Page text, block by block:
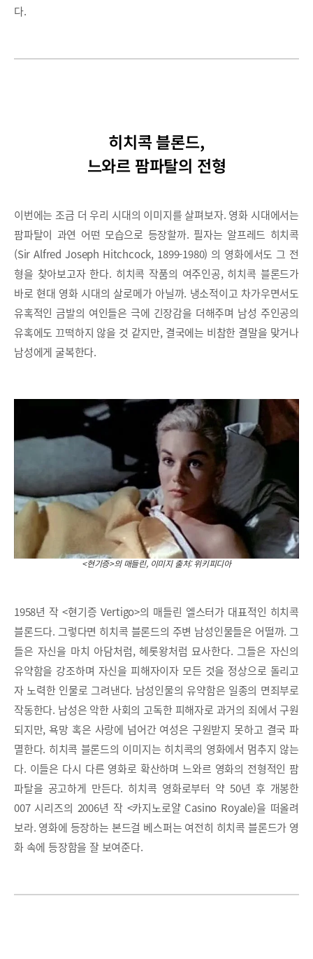
다.
히치콕 블론드,
느와르 팜파탈의 전형
이번에는 조금 더 우리 시대의 이미지를 살펴보자. 영화 시대에서는
팜파탈이 과연 어떤 모습으로 등장할까. 필자는 알프레드 히치콕
(Sir Alfred Joseph Hitchcock, 1899-1980) 의 영화에서도 그 전
형을 찾아보고자 한다. 히치콕 작품의 여주인공, 히치콕 블론드가
바로 현대 영화 시대의 살로메가 아닐까. 냉소적이고 차가우면서도
유혹적인 금발의 여인들은 극에 긴장감을 더해주며 남성 주인공의
유혹에도 끄떡하지 않을 것 같지만, 결국에는 비참한 결말을 맞거나
남성에게 굴복한다.
<현기증>의 매들린, 이미지 출처: 위키피디아
1958년 작 <현기증 Vertigo>의 매들린 엘스터가 대표적인 히치콕
블론드다. 그렇다면 히치콕 블론드의 주변 남성인물들은 어떨까. 그
들은 자신을 마치 아담처럼, 헤롯왕처럼 묘사한다. 그들은 자신의
유약함을 강조하며 자신을 피해자이자 모든 것을 정상으로 돌리고
자 노력한 인물로 그려낸다. 남성인물의 유약함은 일종의 면죄부로
작동한다. 남성은 악한 사회의 고독한 피해자로 과거의 죄에서 구원
되지만, 욕망 혹은 사랑에 넘어간 여성은 구원받지 못하고 결국 파
멸한다. 히치콕 블론드의 이미지는 히치콕의 영화에서 멈추지 않는
다. 이들은 다시 다른 영화로 확산하며 느와르 영화의 전형적인 팜
파탈을 공고하게 만든다. 히치콕 영화로부터 약 50년 후 개봉한
007 시리즈의 2006년 작 <카지노로얄 Casino Royale)을 떠올려
보라. 영화에 등장하는 본드걸 베스퍼는 여전히 히치콕 블론드가 영
화 속에 등장함을 잘 보여준다.